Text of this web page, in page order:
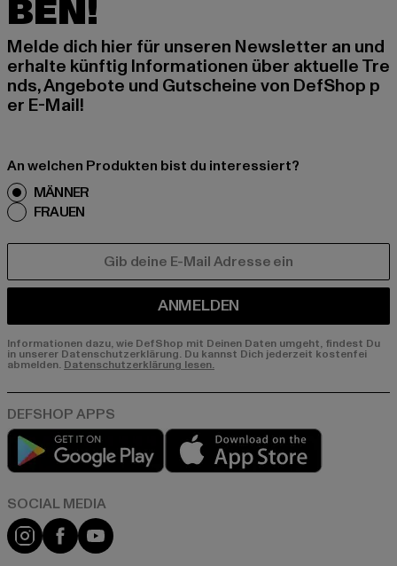
BEN!
Melde dich hier für unseren Newsletter an und
erhalte künftig Informationen über aktuelle Tre
nds, Angebote und Gutscheine von DefShop p
er E-Mail!
An welchen Produkten bist du interessiert?
MÄNNER
FRAUEN
ANMELDEN
Informationen dazu, wie DefShop mit Deinen Daten umgeht, findest Du
in unserer Datenschutzerklärung. Du kannst Dich jederzeit kostenfei
abmelden. Datenschutzerklärung lesen.
Play market
Instagram
FacebookYouTube